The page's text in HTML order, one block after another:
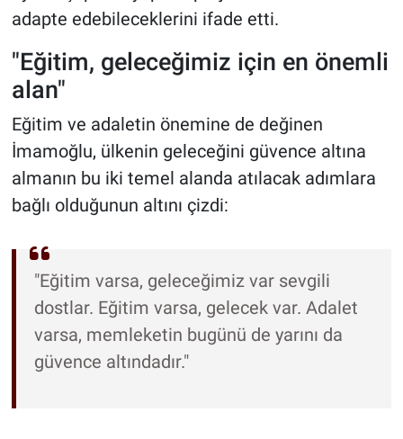
adapte edebileceklerini ifade etti.
"Eğitim, geleceğimiz için en önemli
alan"
Eğitim ve adaletin önemine de değinen
İmamoğlu, ülkenin geleceğini güvence altına
almanın bu iki temel alanda atılacak adımlara
bağlı olduğunun altını çizdi:
"Eğitim varsa, geleceğimiz var sevgili
dostlar. Eğitim varsa, gelecek var. Adalet
varsa, memleketin bugünü de yarını da
güvence altındadır."